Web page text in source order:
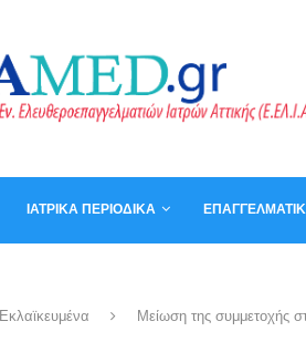
ΙΑΤΡΙΚΆ ΠΕΡΙΟΔΙΚΆ
Εκλαϊκευμένα Μείωση της συμμετοχής